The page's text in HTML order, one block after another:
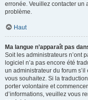
erronée. Veuillez contacter un
problème.
Haut
Ma langue n’apparaît pas
Soit les administrateurs n’ont
logiciel n’a pas encore été
un administrateur du forum
vous souhaitez. Si la
porter volontaire et
d’informations, veuillez vous